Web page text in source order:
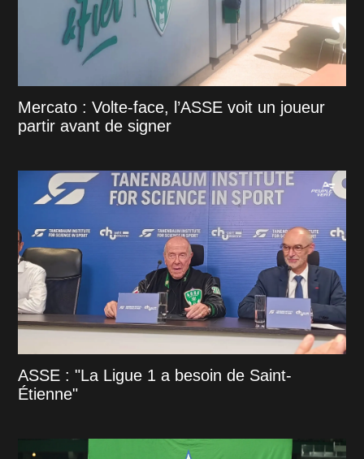
Mercato : Volte-face, l’ASSE voit un joueur
partir avant de signer
ASSE : "La Ligue 1 a besoin de Saint-
Étienne"